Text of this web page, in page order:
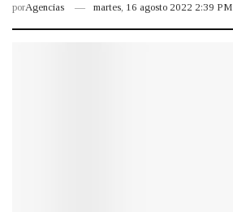
porAgencias martes, 16 agosto 2022 2:39 PM